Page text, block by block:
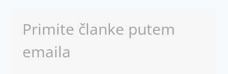
Primite članke putem
emaila